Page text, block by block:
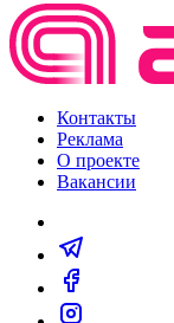
Контакты
Реклама
О проекте
Вакансии